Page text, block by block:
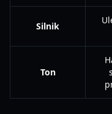
Silnik
Ton